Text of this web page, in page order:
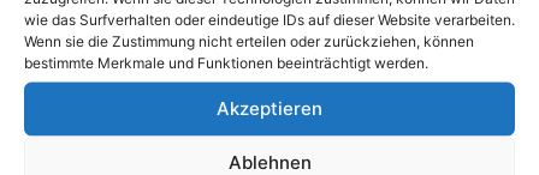
wie das Surfverhalten oder eindeutige IDs auf dieser Website verarbeiten.
Wenn sie die Zustimmung nicht erteilen oder zurückziehen, können
bestimmte Merkmale und Funktionen beeinträchtigt werden.
Akzeptieren
Ablehnen
Betriebsmittel bietet zahlreiche Vorteile. In diesem
Abschnitt werden die positiven Auswirkungen einer
regelmäßigen Prüfung auf die Sicherheit, Effizienz und
Lebensdauer der Geräte erläutert.
Häufige Probleme und